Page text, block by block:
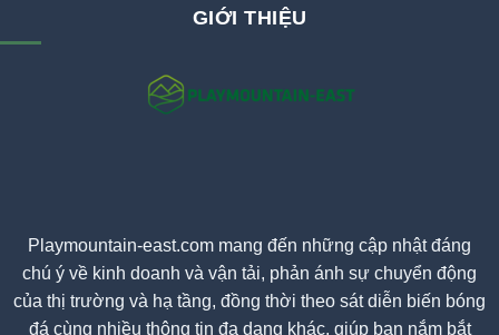
GIỚI THIỆU
Playmountain-east.com mang đến những cập nhật đáng
chú ý về kinh doanh và vận tải, phản ánh sự chuyển động
của thị trường và hạ tầng, đồng thời theo sát diễn biến bóng
đá cùng nhiều thông tin đa dạng khác, giúp bạn nắm bắt